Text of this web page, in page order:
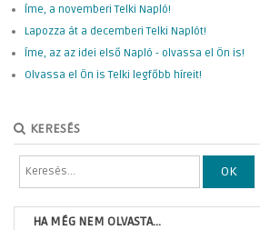
Íme, a novemberi Telki Napló!
Lapozza át a decemberi Telki Naplót!
Íme, az az idei első Napló - olvassa el Ön is!
Olvassa el Ön is Telki legfőbb híreit!
KERESÉS
OK
HA MÉG NEM OLVASTA...